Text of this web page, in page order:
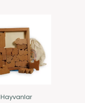
Hayvanlar